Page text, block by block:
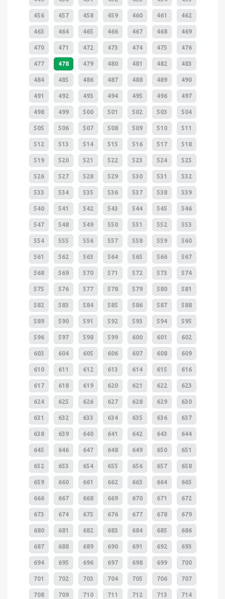
456 457 458 459 460 461 462
463 464 465 466 467 468 469
470 471 472 473 474 475 476
477 478 479 480 481 482 483
484 485 486 487 488 489 490
491 492 493 494 495 496 497
498 499 500 501 502 503 504
505 506 507 508 509 510 511
512 513 514 515 516 517 518
519 520 521 522 523 524 525
526 527 528 529 530 531 532
533 534 535 536 537 538 539
540 541 542 543 544 545 546
547 548 549 550 551 552 553
554 555 556 557 558 559 560
561 562 563 564 565 566 567
568 569 570 571 572 573 574
575 576 577 578 579 580 581
582 583 584 585 586 587 588
589 590 591 592 593 594 595
596 597 598 599 600 601 602
603 604 605 606 607 608 609
610 611 612 613 614 615 616
617 618 619 620 621 622 623
624 625 626 627 628 629 630
631 632 633 634 635 636 637
638 639 640 641 642 643 644
645 646 647 648 649 650 651
652 653 654 655 656 657 658
659 660 661 662 663 664 665
666 667 668 669 670 671 672
673 674 675 676 677 678 679
680 681 682 683 684 685 686
687 688 689 690 691 692 693
694 695 696 697 698 699 700
701 702 703 704 705 706 707
708 709 710 711 712 713 714